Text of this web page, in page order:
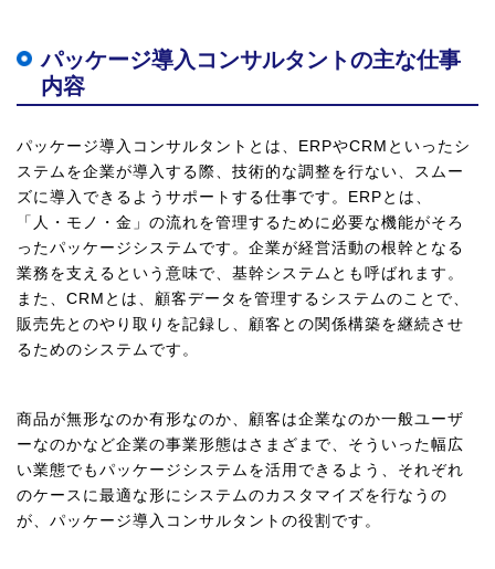
パッケージ導入コンサルタントの主な仕事
内容
パッケージ導入コンサルタントとは、ERPやCRMといったシ
ステムを企業が導入する際、技術的な調整を行ない、スムー
ズに導入できるようサポートする仕事です。ERPとは、
「人・モノ・金」の流れを管理するために必要な機能がそろ
ったパッケージシステムです。企業が経営活動の根幹となる
業務を支えるという意味で、基幹システムとも呼ばれます。
また、CRMとは、顧客データを管理するシステムのことで、
販売先とのやり取りを記録し、顧客との関係構築を継続させ
るためのシステムです。
商品が無形なのか有形なのか、顧客は企業なのか一般ユーザ
ーなのかなど企業の事業形態はさまざまで、そういった幅広
い業態でもパッケージシステムを活用できるよう、それぞれ
のケースに最適な形にシステムのカスタマイズを行なうの
が、パッケージ導入コンサルタントの役割です。